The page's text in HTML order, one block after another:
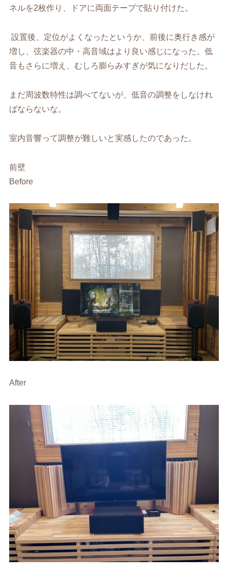
ネルを2枚作り、ドアに両面テープで貼り付けた。
設置後、定位がよくなったというか、前後に奥行き感が
増し、弦楽器の中・高音域はより良い感じになった。低
音もさらに増え、むしろ膨らみすぎが気になりだした。
まだ周波数特性は調べてないが、低音の調整をしなけれ
ばならないな。
室内音響って調整が難しいと実感したのであった。
前壁
Before
After